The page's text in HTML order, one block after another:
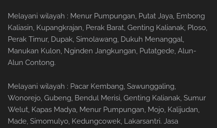
Melayani wilayah : Menur Pumpungan, Putat Jaya, Embong
Kaliasin, Kupangkrajan, Perak Barat, Genting Kalianak, Ploso,
Perak Timur, Dupak, Simolawang, Dukuh Menanggal,
Manukan Kulon, Nginden Jangkungan, Putatgede, Alun-
Alun Contong.
Melayani wilayah : Pacar Kembang, Sawunggaling,
Wonorejo, Gubeng, Bendul Merisi, Genting Kalianak, Sumur
Welut, Kapas Madya, Menur Pumpungan, Mojo, Kalijudan,
Made, Simomulyo, Kedungcowek, Lakarsantri. Jasa